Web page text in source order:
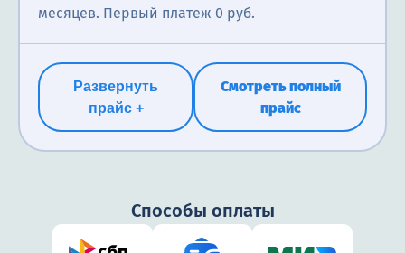
месяцев. Первый платеж 0 руб.
Развернуть
прайс +
Смотреть полный
прайс
Способы оплаты